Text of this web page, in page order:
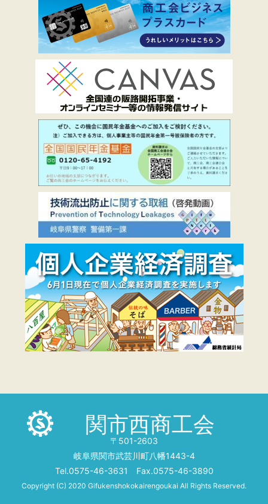
関市西商工会
〒501-2603
岐阜県関市武芸川町八幡1443-4
Tel.0575-46-3631 Fax.0575-46-3890
Copyright (C) 2020 Gifukenshokokairengoukai All Rights Reserved.